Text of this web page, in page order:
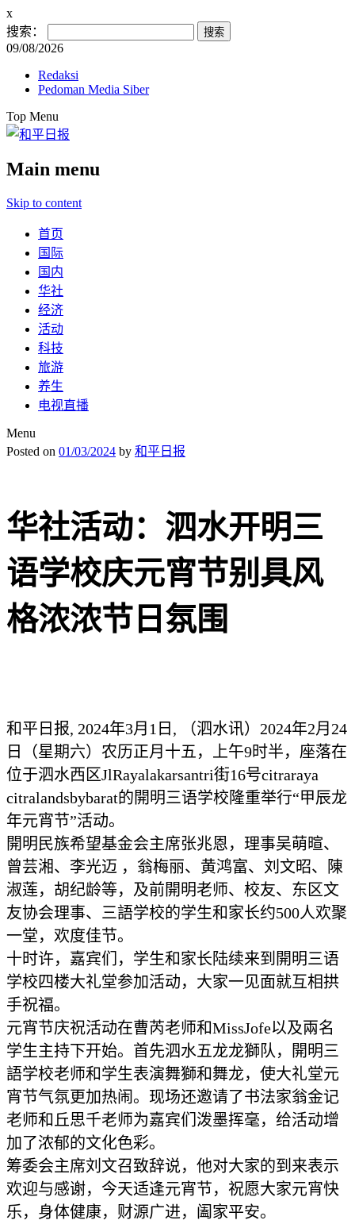
x
搜索：
09/08/2026
Redaksi
Pedoman Media Siber
Top Menu
Main menu
Skip to content
首页
国际
国内
华社
经济
活动
科技
旅游
养生
电视直播
Menu
Posted on 01/03/2024 by 和平日报
华社活动：泗水开明三
语学校庆元宵节别具风
格浓浓节日氛围
和平日报, 2024年3月1日, （泗水讯）2024年2月24
日（星期六）农历正月十五，上午9时半，座落在
位于泗水西区JlRayalakarsantri街16号citraraya
citralandsbybarat的開明三语学校隆重举行“甲辰龙
年元宵节”活动。
開明民族希望基金会主席张兆恩，理事吴萌暄、
曾芸湘、李光迈 ，翁梅丽、黄鸿富、刘文昭、陳
淑莲，胡纪龄等，及前開明老师、校友、东区文
友协会理事、三語学校的学生和家长约500人欢聚
一堂，欢度佳节。
十时许，嘉宾们，学生和家长陆续来到開明三语
学校四楼大礼堂参加活动，大家一见面就互相拱
手祝福。
元宵节庆祝活动在曹芮老师和MissJofe以及兩名
学生主持下开始。首先泗水五龙龙獅队，開明三
語学校老师和学生表演舞獅和舞龙，使大礼堂元
宵节气氛更加热闹。现场还邀请了书法家翁金记
老师和丘思千老师为嘉宾们泼墨挥毫，给活动增
加了浓郁的文化色彩。
筹委会主席刘文召致辞说，他对大家的到来表示
欢迎与感谢，今天适逢元宵节，祝愿大家元宵快
乐，身体健康，财源广进，阖家平安。